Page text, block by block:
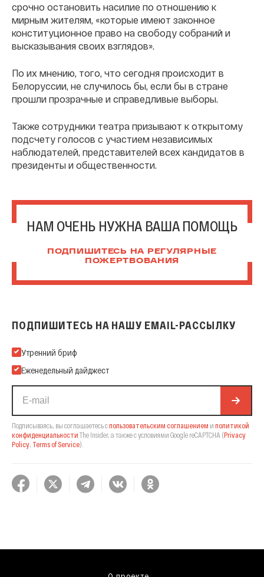
срочно остановить насилие по отношению к
мирным жителям, «которые имеют законное
конституционное право на свободу собраний и
высказывания своих взглядов».
По их мнению, того, что сегодня происходит в
Белоруссии, не случилось бы, если бы в стране
прошли прозрачные и справедливые выборы.
Также сотрудники театра призывают к открытому
подсчету голосов с участием независимых
наблюдателей, представителей всех кандидатов в
президенты и общественности.
НАМ ОЧЕНЬ НУЖНА ВАША ПОМОЩЬ
ПОДПИШИТЕСЬ НА РЕГУЛЯРНЫЕ
ПОЖЕРТВОВАНИЯ
ПОДПИШИТЕСЬ НА НАШУ EMAIL-РАССЫЛКУ
Подпишитесь на нашу Email-рассылку
Утренний бриф
Еженедельный дайджест
Подписываясь, вы соглашаетесь спользовательским соглашением и политикой
конфиденциальности The Insider, а также с условиями Google reCAPTCHA (Privacy
Policy Terms of Service).